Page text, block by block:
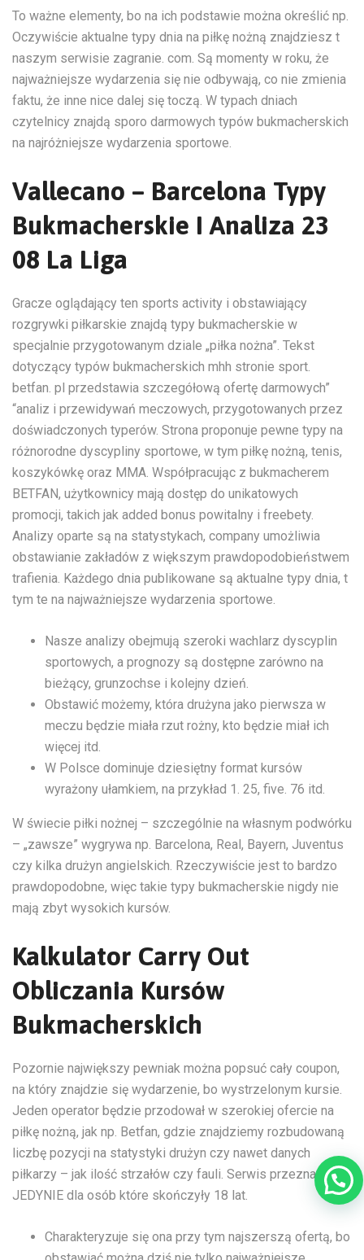
To ważne elementy, bo na ich podstawie można określić np.
Oczywiście aktualne typy dnia na piłkę nożną znajdziesz t
naszym serwisie zagranie. com. Są momenty w roku, że
najważniejsze wydarzenia się nie odbywają, co nie zmienia
faktu, że inne nice dalej się toczą. W typach dniach
czytelnicy znajdą sporo darmowych typów bukmacherskich
na najróżniejsze wydarzenia sportowe.
Vallecano – Barcelona Typy
Bukmacherskie I Analiza 23
08 La Liga
Gracze oglądający ten sports activity i obstawiający
rozgrywki piłkarskie znajdą typy bukmacherskie w
specjalnie przygotowanym dziale „piłka nożna”. Tekst
dotyczący typów bukmacherskich mhh stronie sport.
betfan. pl przedstawia szczegółową ofertę darmowych”
“analiz i przewidywań meczowych, przygotowanych przez
doświadczonych typerów. Strona proponuje pewne typy na
różnorodne dyscypliny sportowe, w tym piłkę nożną, tenis,
koszykówkę oraz MMA. Współpracując z bukmacherem
BETFAN, użytkownicy mają dostęp do unikatowych
promocji, takich jak added bonus powitalny i freebety.
Analizy oparte są na statystykach, company umożliwia
obstawianie zakładów z większym prawdopodobieństwem
trafienia. Każdego dnia publikowane są aktualne typy dnia, t
tym te na najważniejsze wydarzenia sportowe.
Nasze analizy obejmują szeroki wachlarz dyscyplin
sportowych, a prognozy są dostępne zarówno na
bieżący, grunzochse i kolejny dzień.
Obstawić możemy, która drużyna jako pierwsza w
meczu będzie miała rzut rożny, kto będzie miał ich
więcej itd.
W Polsce dominuje dziesiętny format kursów
wyrażony ułamkiem, na przykład 1. 25, five. 76 itd.
W świecie piłki nożnej – szczególnie na własnym podwórku
– „zawsze” wygrywa np. Barcelona, Real, Bayern, Juventus
czy kilka drużyn angielskich. Rzeczywiście jest to bardzo
prawdopodobne, więc takie typy bukmacherskie nigdy nie
mają zbyt wysokich kursów.
Kalkulator Carry Out
Obliczania Kursów
Bukmacherskich
Pozornie największy pewniak można popsuć cały coupon,
na który znajdzie się wydarzenie, bo wystrzelonym kursie.
Jeden operator będzie przodował w szerokiej ofercie na
piłkę nożną, jak np. Betfan, gdzie znajdziemy rozbudowaną
liczbę pozycji na statystyki drużyn czy nawet danych
piłkarzy – jak ilość strzałów czy fauli. Serwis przeznaczony
JEDYNIE dla osób które skończyły 18 lat.
Charakteryzuje się ona przy tym najszerszą ofertą, bo